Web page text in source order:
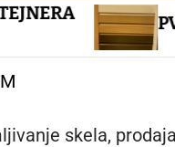
PVC
skela,